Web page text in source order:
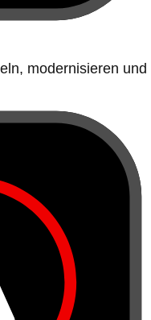
modernisieren und